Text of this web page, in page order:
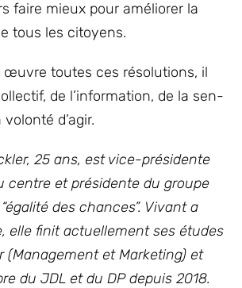
faire mieux pour améliorer la
tous les citoyens.
œuvre toutes ces résolutions, il
de l’information, de la sen-
d’agir.
25 ans, est vice-présidente
centre et présidente du groupe
des chances”. Vivant a
elle finit actuellement ses études
(Management et Marketing) et
du JDL et du DP depuis 2018.